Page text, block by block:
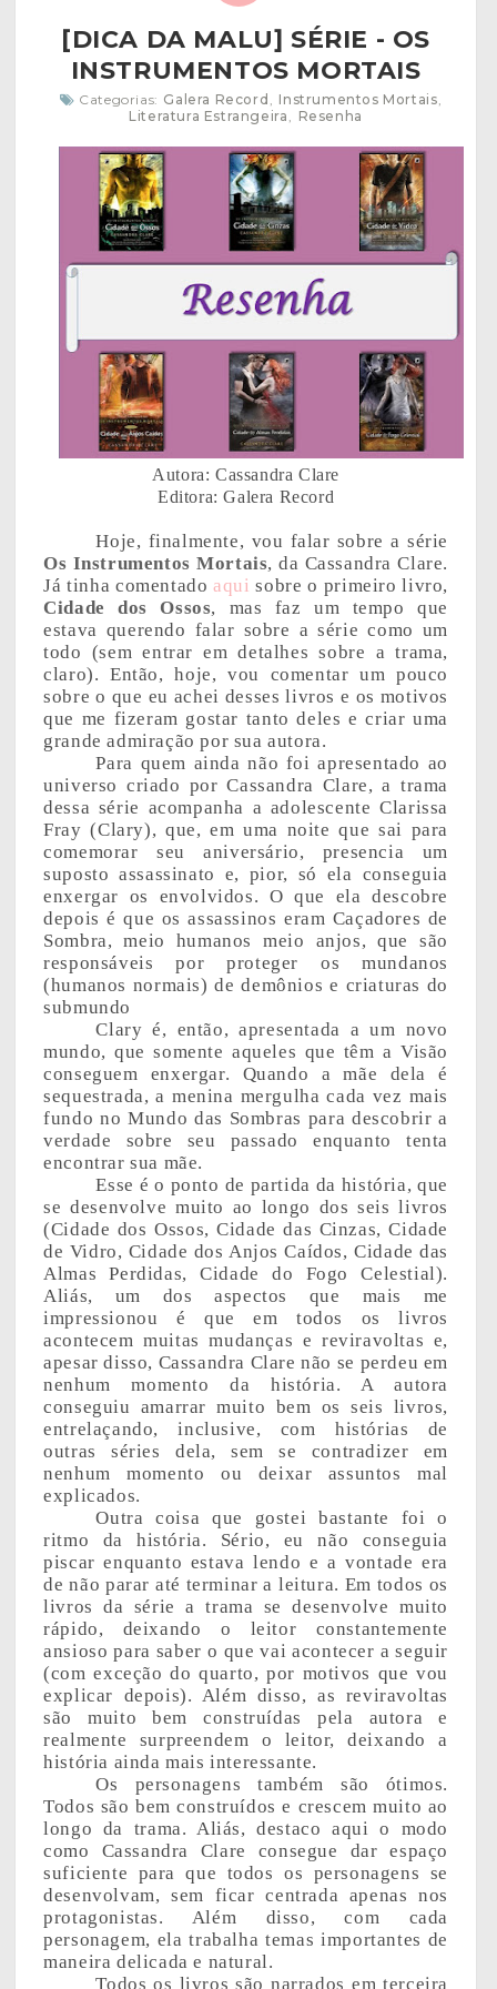
[DICA DA MALU] SÉRIE - OS
INSTRUMENTOS MORTAIS
Categorias: Galera Record , Instrumentos Mortais,
Literatura Estrangeira , Resenha
Autora: Cassandra Clare
Editora: Galera Record
Hoje, finalmente, vou falar sobre a série
Os Instrumentos Mortais, da Cassandra Clare.
Já tinha comentadoaqui sobre o primeiro livro,
Cidade dos Ossos, mas faz um tempo que
estava querendo falar sobre a série como um
todo (sem entrar em detalhes sobre a trama,
claro). Então, hoje, vou comentar um pouco
sobre o que eu achei desses livros e os motivos
que me fizeram gostar tanto deles e criar uma
grande admiração por sua autora.
Para quem ainda não foi apresentado ao
universo criado por Cassandra Clare, a trama
dessa série acompanha a adolescente Clarissa
Fray (Clary), que, em uma noite que sai para
comemorar seu aniversário, presencia um
suposto assassinato e, pior, só ela conseguia
enxergar os envolvidos. O que ela descobre
depois é que os assassinos eram Caçadores de
Sombra, meio humanos meio anjos, que são
responsáveis por proteger os mundanos
(humanos normais) de demônios e criaturas do
submundo
Clary é, então, apresentada a um novo
mundo, que somente aqueles que têm a Visão
conseguem enxergar. Quando a mãe dela é
sequestrada, a menina mergulha cada vez mais
fundo no Mundo das Sombras para descobrir a
verdade sobre seu passado enquanto tenta
encontrar sua mãe.
Esse é o ponto de partida da história, que
se desenvolve muito ao longo dos seis livros
(Cidade dos Ossos, Cidade das Cinzas, Cidade
de Vidro, Cidade dos Anjos Caídos, Cidade das
Almas Perdidas, Cidade do Fogo Celestial).
Aliás, um dos aspectos que mais me
impressionou é que em todos os livros
acontecem muitas mudanças e reviravoltas e,
apesar disso, Cassandra Clare não se perdeu em
nenhum momento da história. A autora
conseguiu amarrar muito bem os seis livros,
entrelaçando, inclusive, com histórias de
outras séries dela, sem se contradizer em
nenhum momento ou deixar assuntos mal
explicados.
Outra coisa que gostei bastante foi o
ritmo da história. Sério, eu não conseguia
piscar enquanto estava lendo e a vontade era
de não parar até terminar a leitura. Em todos os
livros da série a trama se desenvolve muito
rápido, deixando o leitor constantemente
ansioso para saber o que vai acontecer a seguir
(com exceção do quarto, por motivos que vou
explicar depois). Além disso, as reviravoltas
são muito bem construídas pela autora e
realmente surpreendem o leitor, deixando a
história ainda mais interessante.
Os personagens também são ótimos.
Todos são bem construídos e crescem muito ao
longo da trama. Aliás, destaco aqui o modo
como Cassandra Clare consegue dar espaço
suficiente para que todos os personagens se
desenvolvam, sem ficar centrada apenas nos
protagonistas. Além disso, com cada
personagem, ela trabalha temas importantes de
maneira delicada e natural.
Todos os livros são narrados em terceira